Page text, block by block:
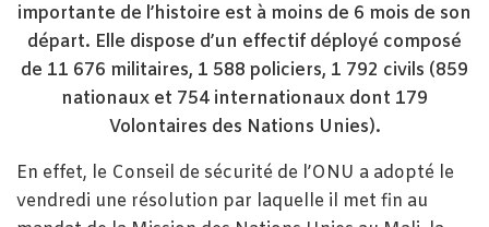
importante de l’histoire est à moins de 6 mois de son
départ. Elle dispose d’un effectif déployé composé
de 11 676 militaires, 1 588 policiers, 1 792 civils (859
nationaux et 754 internationaux dont 179
Volontaires des Nations Unies).
En effet, le Conseil de sécurité de l’ONU a adopté le
vendredi une résolution par laquelle il met fin au